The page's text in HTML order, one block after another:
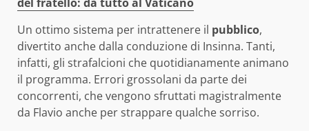
del fratello: dà tutto al Vaticano
Un ottimo sistema per intrattenere il pubblico,
divertito anche dalla conduzione di Insinna. Tanti,
infatti, gli strafalcioni che quotidianamente animano
il programma. Errori grossolani da parte dei
concorrenti, che vengono sfruttati magistralmente
da Flavio anche per strappare qualche sorriso.